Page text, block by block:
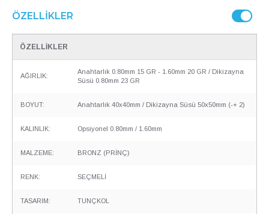
ÖZELLIKLER
ÖZELLİKLER
AĞIRLIK:
Anahtarlık 0.80mm 15 GR - 1.60mm 20 GR / Dikizayna
Süsü 0.80mm 23 GR
BOYUT: Anahtarlık 40x40mm / Dikizayna Süsü 50x50mm (-+ 2)
KALINLIK: Opsiyonel 0.80mm / 1.60mm
MALZEME: BRONZ (PRİNÇ)
RENK: SEÇMELİ
TASARIM: TUNÇKOL